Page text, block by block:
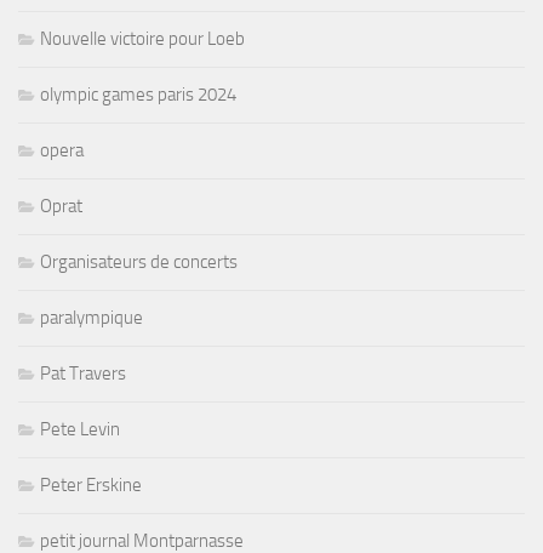
Nouvelle victoire pour Loeb
olympic games paris 2024
opera
Oprat
Organisateurs de concerts
paralympique
Pat Travers
Pete Levin
Peter Erskine
petit journal Montparnasse